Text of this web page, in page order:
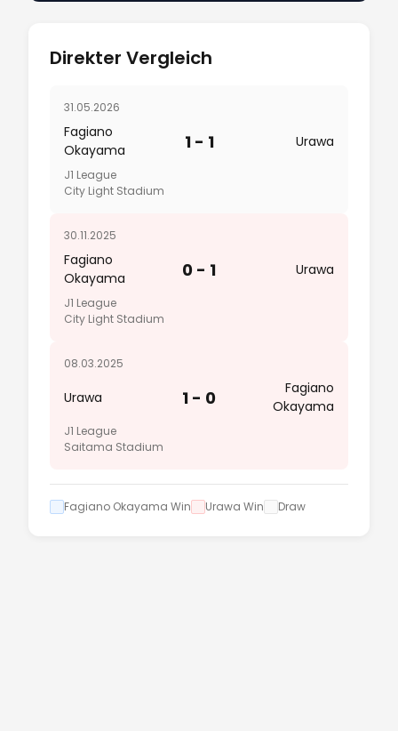
Direkter Vergleich
31.05.2026
Fagiano
Okayama
1 - 1 Urawa
J1 League
City Light Stadium
30.11.2025
Fagiano
Okayama
0 - 1 Urawa
J1 League
City Light Stadium
08.03.2025
Urawa 1 - 0
Fagiano
Okayama
J1 League
Saitama Stadium
Fagiano Okayama Win Urawa Win Draw